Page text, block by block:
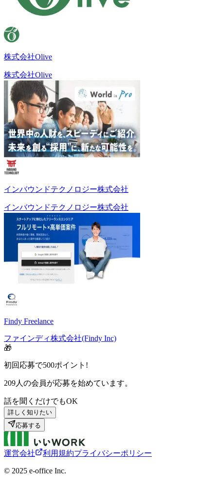
株式会社Olive
株式会社Olive
インバウンドテクノロジー株式会社
インバウンドテクノロジー株式会社
Findy Freelance
ファインディ株式会社(Findy Inc)
🎁
初回応募で500ポイント!
209人の会員が応募を始めています。
話を聞くだけでもOK
詳しく知りたい
応募する
運営会社 利用規約プライバシーポリシー
©︎ 2025 e-office Inc.